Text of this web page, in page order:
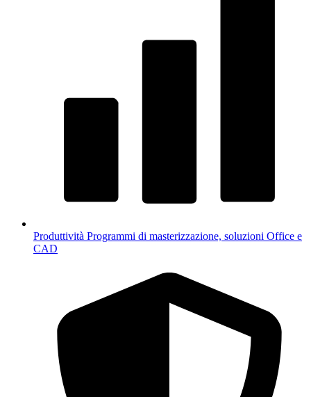
Produttività Programmi di masterizzazione, soluzioni Office e
CAD